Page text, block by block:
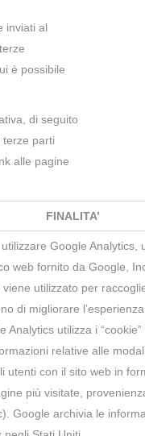
inviati al
è possibile
di seguito
parti
alle pagine
FINALITA’
Google Analytics,
web fornito da Google,
utilizzato per
di migliorare
Analytics utilizza i
relative alle
utenti con il sito web in
più visitate,
Google archivia le